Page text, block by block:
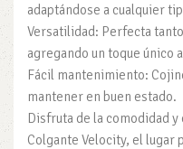
adaptándose a cualquier
Versatilidad: Perfecta
agregando un toque único
Fácil mantenimiento:
mantener en buen estado.
Disfruta de la comodidad
Colgante Velocity, el